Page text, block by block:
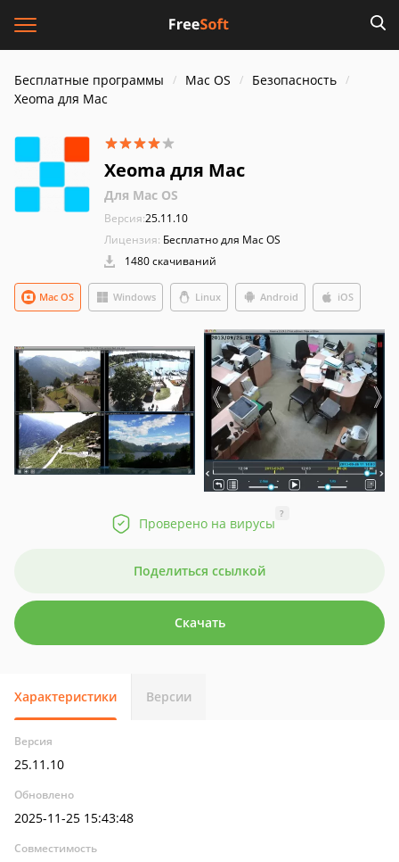
Бесплатные программы Mac OS
Безопасность
Xeoma для Mac
Xeoma для Mac
Для Mac OS
Версия:25.11.10
Лицензия: Бесплатно для Mac OS
1480 скачиваний
Windows Linux
Mac OS Android iOS
Проверено на вирусы
?
Поделиться ссылкой
Скачать
Характеристики Версии
Версия
25.11.10
Обновлено
2025-11-25 15:43:48
Совместимость